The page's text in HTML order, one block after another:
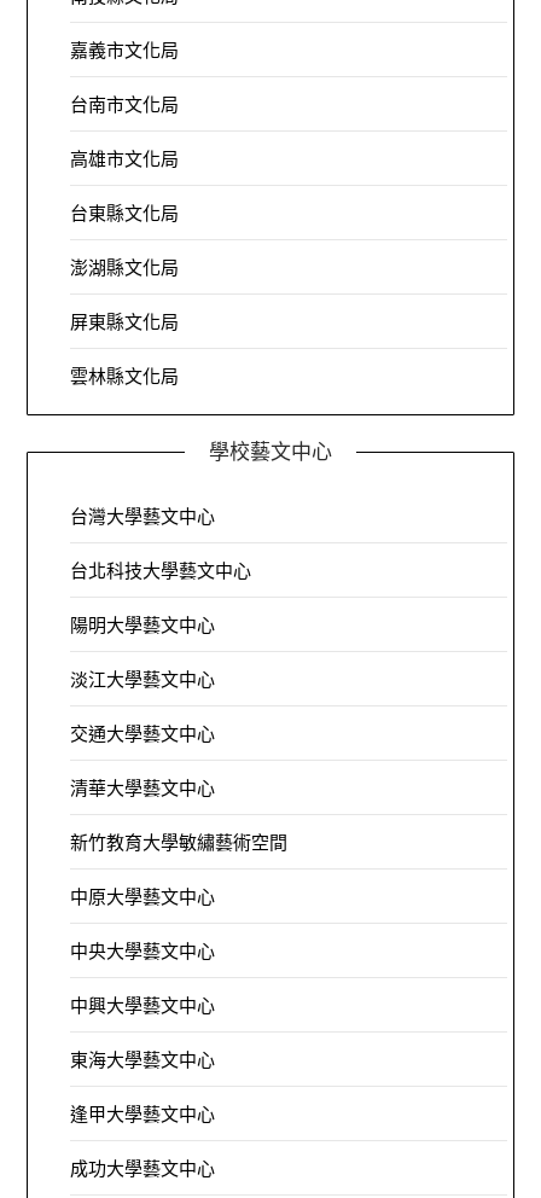
嘉義市文化局
台南市文化局
高雄市文化局
台東縣文化局
澎湖縣文化局
屏東縣文化局
雲林縣文化局
學校藝文中心
台灣大學藝文中心
台北科技大學藝文中心
陽明大學藝文中心
淡江大學藝文中心
交通大學藝文中心
清華大學藝文中心
新竹教育大學敏繡藝術空間
中原大學藝文中心
中央大學藝文中心
中興大學藝文中心
東海大學藝文中心
逢甲大學藝文中心
成功大學藝文中心